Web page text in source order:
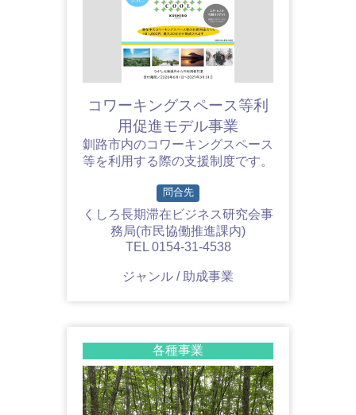
コワーキングスペース等利
用促進モデル事業
釧路市内のコワーキングスペース
等を利用する際の支援制度です。
問合先
くしろ長期滞在ビジネス研究会事
務局(市民協働推進課内)
TEL 0154-31-4538
ジャンル / 助成事業
各種事業